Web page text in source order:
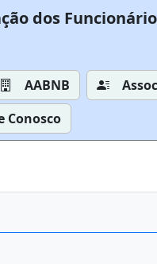
dos
AABNB
Conosco